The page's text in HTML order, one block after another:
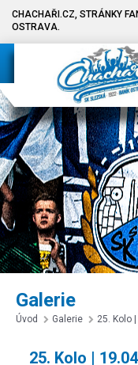
CHACHAŘI.CZ, STRÁNKY
OSTRAVA.
Galerie
Úvod Galerie 25. Kolo
25. Kolo |